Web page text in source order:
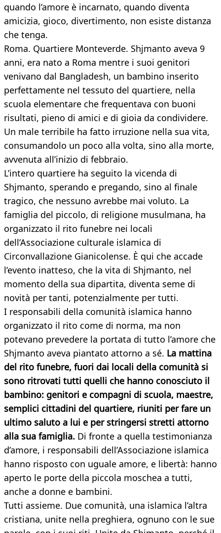
quando l’amore è incarnato, quando diventa
amicizia, gioco, divertimento, non esiste distanza
che tenga.
Roma. Quartiere Monteverde. Shjmanto aveva 9
anni, era nato a Roma mentre i suoi genitori
venivano dal Bangladesh, un bambino inserito
perfettamente nel tessuto del quartiere, nella
scuola elementare che frequentava con buoni
risultati, pieno di amici e di gioia da condividere.
Un male terribile ha fatto irruzione nella sua vita,
consumandolo un poco alla volta, sino alla morte,
avvenuta all’inizio di febbraio.
L’intero quartiere ha seguito la vicenda di
Shjmanto, sperando e pregando, sino al finale
tragico, che nessuno avrebbe mai voluto. La
famiglia del piccolo, di religione musulmana, ha
organizzato il rito funebre nei locali
dell’Associazione culturale islamica di
Circonvallazione Gianicolense. È qui che accade
l’evento inatteso, che la vita di Shjmanto, nel
momento della sua dipartita, diventa seme di
novità per tanti, potenzialmente per tutti.
I responsabili della comunità islamica hanno
organizzato il rito come di norma, ma non
potevano prevedere la portata di tutto l’amore che
Shjmanto aveva piantato attorno a sé. La mattina
del rito funebre, fuori dai locali della comunità si
sono ritrovati tutti quelli che hanno conosciuto il
bambino: genitori e compagni di scuola, maestre,
semplici cittadini del quartiere, riuniti per fare un
ultimo saluto a lui e per stringersi stretti attorno
alla sua famiglia. Di fronte a quella testimonianza
d’amore, i responsabili dell’Associazione islamica
hanno risposto con uguale amore, e libertà: hanno
aperto le porte della piccola moschea a tutti,
anche a donne e bambini.
Tutti assieme. Due comunità, una islamica l’altra
cristiana, unite nella preghiera, ognuno con le sue